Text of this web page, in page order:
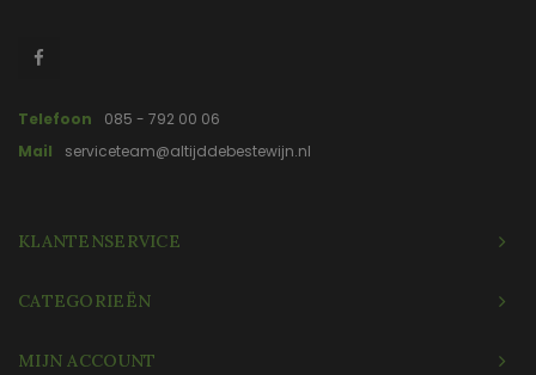
Telefoon
085 - 792 00 06
Mail
serviceteam@altijddebestewijn.nl
KLANTENSERVICE
CATEGORIEËN
MIJN ACCOUNT